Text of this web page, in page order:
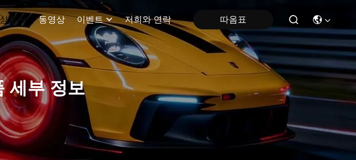
상품 동영상 이벤트 저희와 연락 따옴표
세부 정보